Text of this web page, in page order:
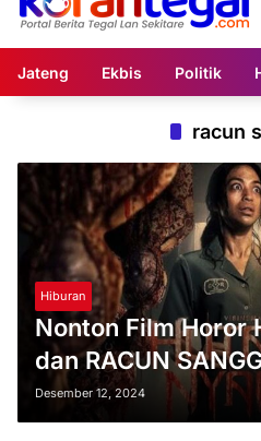
Jateng Ekbis Politik
racun
Hiburan
Nonton Film Horor
dan RACUN
Cinepolis Pacific
Desember 2024
Desember 12, 2024